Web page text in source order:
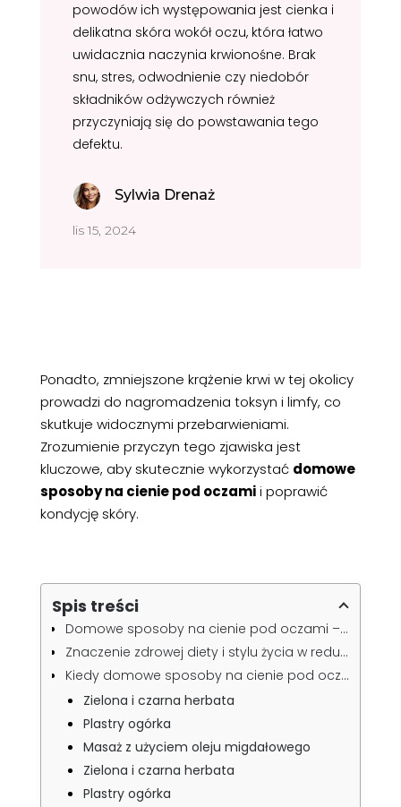
powodów ich występowania jest cienka i
delikatna skóra wokół oczu, która łatwo
uwidacznia naczynia krwionośne. Brak
snu, stres, odwodnienie czy niedobór
składników odżywczych również
przyczyniają się do powstawania tego
defektu.
Sylwia Drenaż
lis 15, 2024
Ponadto, zmniejszone krążenie krwi w tej okolicy
prowadzi do nagromadzenia toksyn i limfy, co
skutkuje widocznymi przebarwieniami.
Zrozumienie przyczyn tego zjawiska jest
kluczowe, aby skutecznie wykorzystać domowe
sposoby na cienie pod oczamii poprawić
kondycję skóry.
Spis treści
Domowe sposoby na cienie pod oczami – skuteczne i łatwe do wykonania
Znaczenie zdrowej diety i stylu życia w redukcji cieni pod oczami
Kiedy domowe sposoby na cienie pod oczami mogą nie wystarczyć?
Zielona i czarna herbata
Plastry ogórka
Masaż z użyciem oleju migdałowego
Zielona i czarna herbata
Plastry ogórka